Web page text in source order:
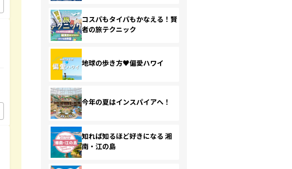
コスパもタイパもかなえる！賢
者の旅テクニック
地球の歩き方♥偏愛ハワイ
今年の夏はインスパイアへ！
知れば知るほど好きになる 湘
南・江の島